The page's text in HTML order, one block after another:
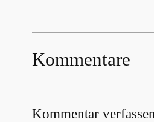
Kommentare
Kommentar verfassen